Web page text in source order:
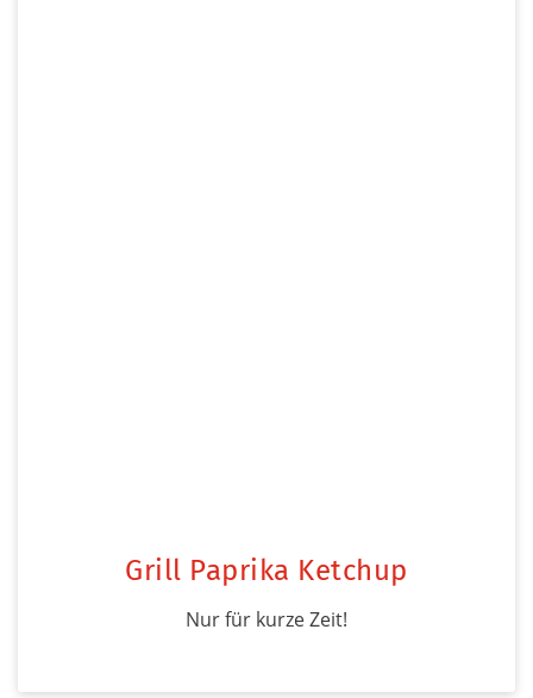
Grill Paprika Ketchup
Nur für kurze Zeit!